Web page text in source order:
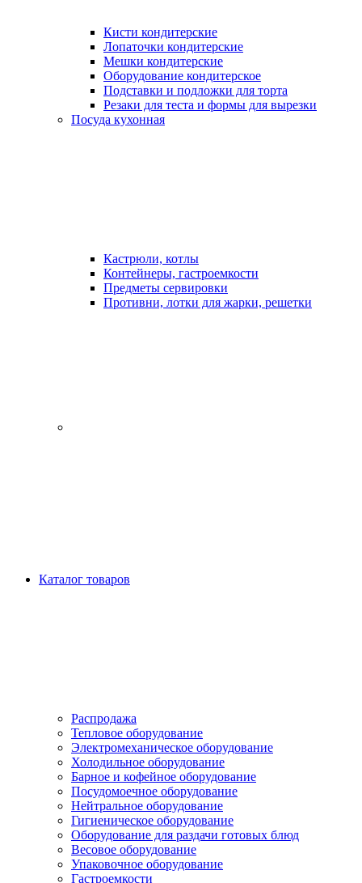
Кисти кондитерские
Лопаточки кондитерские
Мешки кондитерские
Оборудование кондитерское
Подставки и подложки для торта
Резаки для теста и формы для вырезки
Посуда кухонная
Кастрюли, котлы
Контейнеры, гастроемкости
Предметы сервировки
Противни, лотки для жарки, решетки
Каталог товаров
Распродажа
Тепловое оборудование
Электромеханическое оборудование
Холодильное оборудование
Барное и кофейное оборудование
Посудомоечное оборудование
Нейтральное оборудование
Гигиеническое оборудование
Оборудование для раздачи готовых блюд
Весовое оборудование
Упаковочное оборудование
Гастроемкости